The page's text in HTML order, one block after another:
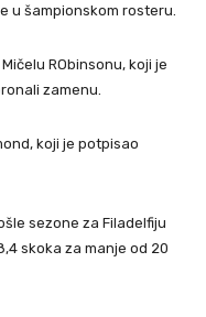
u šampionskom rosteru.
RObinsonu, koji je
zamenu.
koji je potpisao
sezone za Filadelfiju
skoka za manje od 20